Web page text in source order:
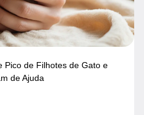
Pico de Filhotes de Gato e
de Ajuda